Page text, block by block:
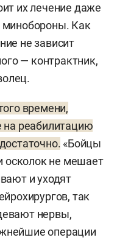
же в госпиталь
Есть легкие,
перебинтовали,
— говорит
батальона «Алга»
добавляет —
добираться
товарищи
ранения
с нюансом —
нужны были для
их лечение даже
минобороны. Как
не зависит
— контрактник,
времени,
на реабилитацию
«Бойцы
осколок не мешает
и уходят
так
нервы,
операции